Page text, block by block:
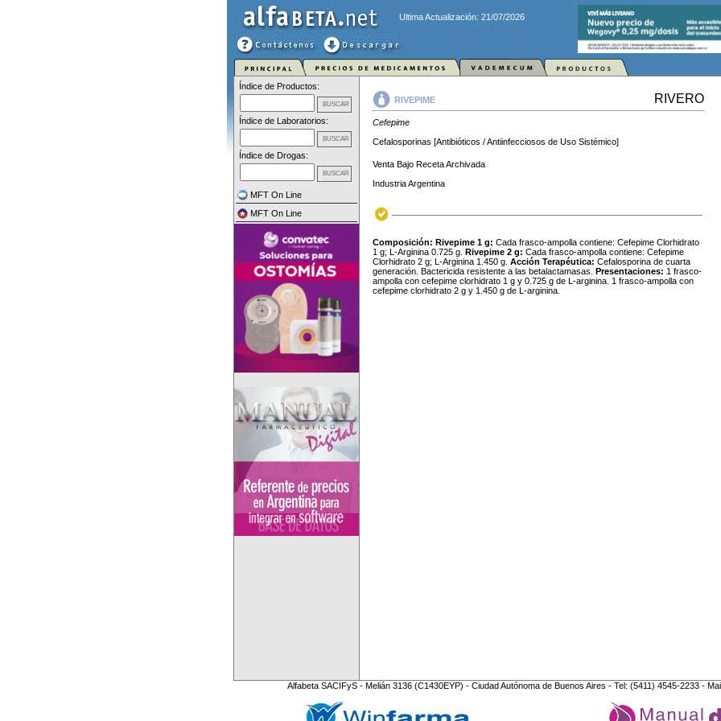
Ultima Actualización: 21/07/2026
Índice de Productos:
Índice de Laboratorios:
Índice de Drogas:
MFT On Line
MFT On Line
RIVEPIME RIVERO
Cefepime
Cefalosporinas [Antibióticos / Antiinfecciosos de Uso Sistémico]
Venta Bajo Receta Archivada
Industria Argentina
Composición: Rivepime 1 g: Cada frasco-ampolla contiene: Cefepime Clorhidrato
1 g; L-Arginina 0.725 g. Rivepime 2 g: Cada frasco-ampolla contiene: Cefepime
Clorhidrato 2 g; L-Arginina 1.450 g. Acción Terapéutica: Cefalosporina de cuarta
generación. Bactericida resistente a las betalactamasas. Presentaciones: 1 frasco-
ampolla con cefepime clorhidrato 1 g y 0.725 g de L-arginina. 1 frasco-ampolla con
cefepime clorhidrato 2 g y 1.450 g de L-arginina.
Alfabeta SACIFyS - Melián 3136 (C1430EYP) - Ciudad Autónoma de Buenos Aires - Tel: (5411) 4545-2233 -